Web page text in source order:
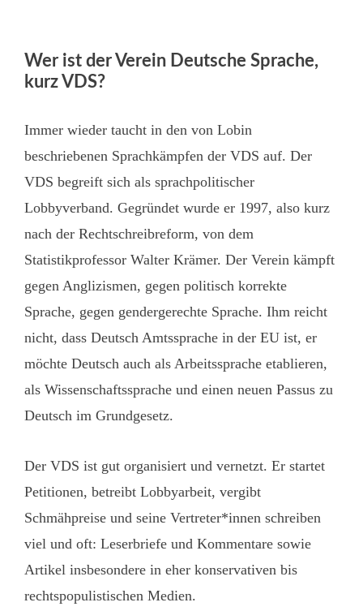
Wer ist der Verein Deutsche Sprache,
kurz VDS?
Immer wieder taucht in den von Lobin
beschriebenen Sprachkämpfen der VDS auf. Der
VDS begreift sich als sprachpolitischer
Lobbyverband. Gegründet wurde er 1997, also kurz
nach der Rechtschreibreform, von dem
Statistikprofessor Walter Krämer. Der Verein kämpft
gegen Anglizismen, gegen politisch korrekte
Sprache, gegen gendergerechte Sprache. Ihm reicht
nicht, dass Deutsch Amtssprache in der EU ist, er
möchte Deutsch auch als Arbeitssprache etablieren,
als Wissenschaftssprache und einen neuen Passus zu
Deutsch im Grundgesetz.
Der VDS ist gut organisiert und vernetzt. Er startet
Petitionen, betreibt Lobbyarbeit, vergibt
Schmähpreise und seine Vertreter*innen schreiben
viel und oft: Leserbriefe und Kommentare sowie
Artikel insbesondere in eher konservativen bis
rechtspopulistischen Medien.